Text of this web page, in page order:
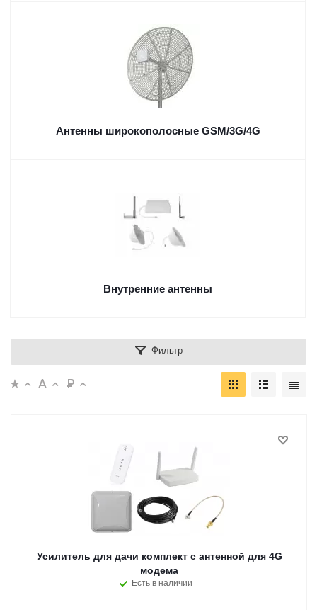
Антенны широкополосные GSM/3G/4G
Внутренние антенны
Фильтр
Усилитель для дачи комплект с антенной для 4G
модема
Есть в наличии